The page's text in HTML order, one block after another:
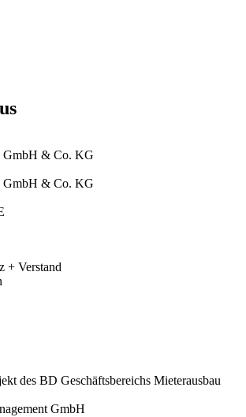
GmbH & Co. KG
GmbH & Co. KG
+ Verstand
des BD Geschäftsbereichs Mieterausbau
GmbH